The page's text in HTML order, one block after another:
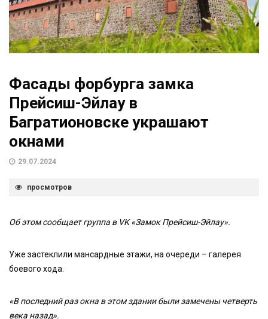
Фасады форбурга замка
Прейсиш-Эйлау в
Багратионовске украшают
окнами
29.07.2024
просмотров
Об этом сообщает группа в VK «Замок Прейсиш-Эйлау».
Уже застеклили мансардные этажи, на очереди – галерея
боевого хода.
«В последний раз окна в этом здании были замечены четверть
века назад».